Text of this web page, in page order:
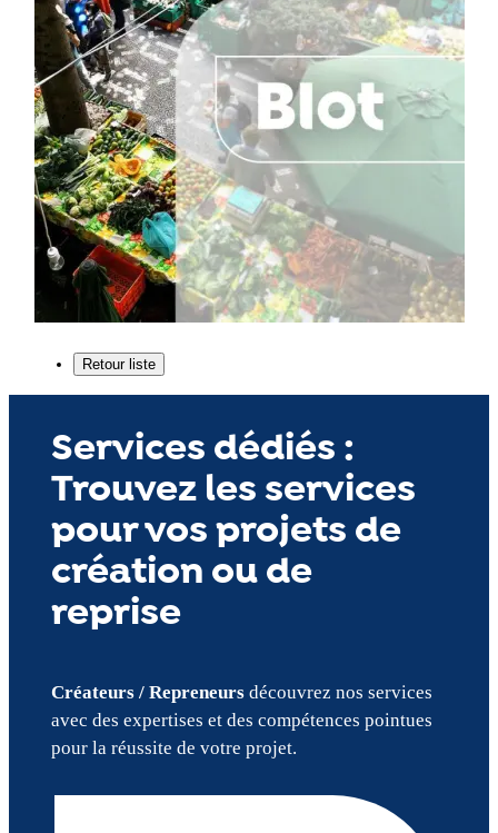
Services dédiés :
Trouvez les services
pour vos projets de
création ou de
reprise
Créateurs / Repreneursdécouvrez nos services
avec des expertises et des compétences pointues
pour la réussite de votre projet.